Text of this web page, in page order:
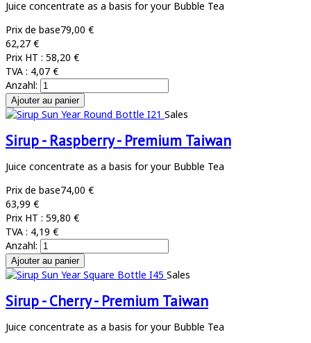
Juice concentrate as a basis for your Bubble Tea
Prix de base79,00 €
62,27 €
Prix HT : 58,20 €
TVA : 4,07 €
Anzahl:
Sales
Sirup - Raspberry - Premium Taiwan
Juice concentrate as a basis for your Bubble Tea
Prix de base74,00 €
63,99 €
Prix HT : 59,80 €
TVA : 4,19 €
Anzahl:
Sales
Sirup - Cherry - Premium Taiwan
Juice concentrate as a basis for your Bubble Tea